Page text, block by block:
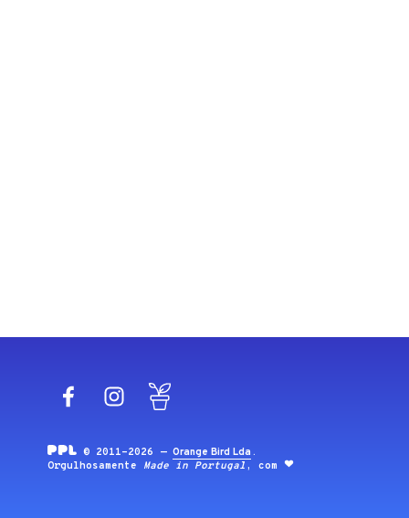
FacebookInstagram
© 2011-2026 —Orange Bird Lda .
Orgulhosamente Made in Portugal , com